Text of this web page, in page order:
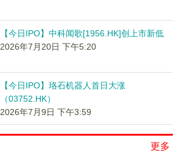
【今日IPO】中科闻歌[1956.HK]创上市新低
2026年7月20日 下午5:20
【今日IPO】珞石机器人首日大涨
（03752.HK）
2026年7月9日 下午3:59
更多